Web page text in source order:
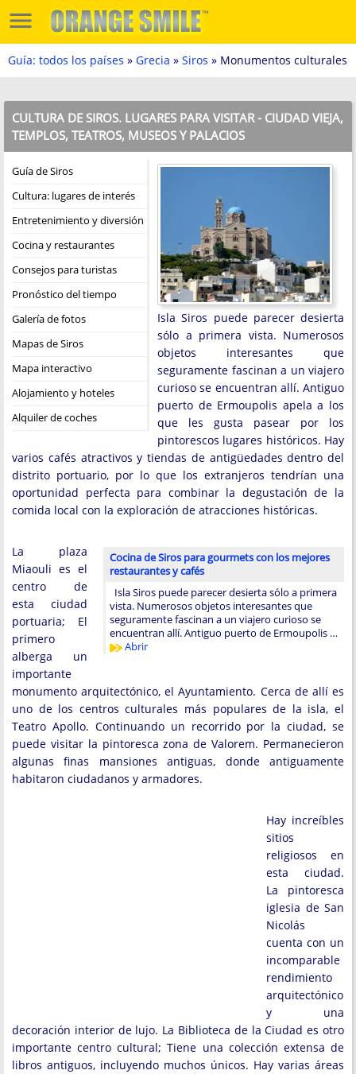
Guía: todos los países » Grecia » Siros » Monumentos culturales
CULTURA DE SIROS. LUGARES PARA VISITAR - CIUDAD VIEJA,
TEMPLOS, TEATROS, MUSEOS Y PALACIOS
Guía de Siros
Cultura: lugares de interés
Entretenimiento y diversión
Cocina y restaurantes
Consejos para turistas
Pronóstico del tiempo
Galería de fotos
Mapas de Siros
Mapa interactivo
Alojamiento y hoteles
Alquiler de coches
Isla Siros puede parecer desierta
sólo a primera vista. Numerosos
objetos interesantes que
seguramente fascinan a un viajero
curioso se encuentran allí. Antiguo
puerto de Ermoupolis apela a los
que les gusta pasear por los
pintorescos lugares históricos. Hay
varios cafés atractivos y tiendas de antigüedades dentro del
distrito portuario, por lo que los extranjeros tendrían una
oportunidad perfecta para combinar la degustación de la
comida local con la exploración de atracciones históricas.
Cocina de Siros para gourmets con los mejores
restaurantes y cafés
Isla Siros puede parecer desierta sólo a primera
vista. Numerosos objetos interesantes que
seguramente fascinan a un viajero curioso se
encuentran allí. Antiguo puerto de Ermoupolis …
Abrir
La plaza
Miaouli es el
centro de
esta ciudad
portuaria; El
primero
alberga un
importante
monumento arquitectónico, el Ayuntamiento. Cerca de allí es
uno de los centros culturales más populares de la isla, el
Teatro Apollo. Continuando un recorrido por la ciudad, se
puede visitar la pintoresca zona de Valorem. Permanecieron
algunas finas mansiones antiguas, donde antiguamente
habitaron ciudadanos y armadores.
Hay increíbles
sitios
religiosos en
esta ciudad.
La pintoresca
iglesia de San
Nicolás
cuenta con un
incomparable
rendimiento
arquitectónico
y una
decoración interior de lujo. La Biblioteca de la Ciudad es otro
importante centro cultural; Tiene una colección extensa de
libros antiguos, incluyendo muchos únicos. Hay varias áreas